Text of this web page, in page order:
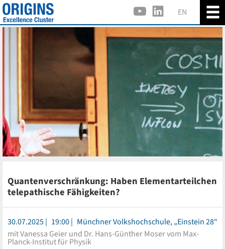
EN
Quantenverschränkung: Haben Elementarteilchen
telepathische Fähigkeiten?
30.07.2025 19:00
Münchner Volkshochschule, „Einstein 28“
mit Vanessa Geier und Dr. Hans-Günther Moser vom Max-
Planck-Institut für Physik